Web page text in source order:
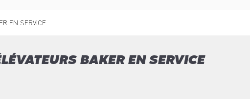
EN SERVICE
BAKER EN SERVICE